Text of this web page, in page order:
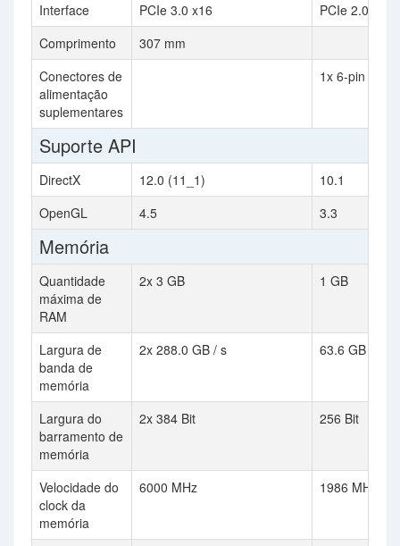
Interface PCIe 3.0 x16
PCIe 2.0 x16
Comprimento
307 mm
Conectores de
alimentação
suplementares
1x 6-pin
Suporte API
DirectX 12.0 (11_1)
10.1
OpenGL
4.5 3.3
Memória
Quantidade
máxima de
RAM
2x 3 GB 1 GB
Largura de
banda de
memória
2x 288.0 GB / s 63.6 GB / s
Largura do
barramento de
memória
2x 384 Bit 256 Bit
Velocidade do
clock da
memória
6000 MHz 1986 MHz